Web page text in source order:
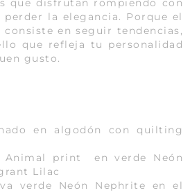
que disfrutan rompiendo con
la elegancia. Porque el
en seguir tendencias,
que refleja tu personalidad
gusto.
en algodón con quilting
Animal print en verde Neón
Lilac
verde Neón Nephrite en el